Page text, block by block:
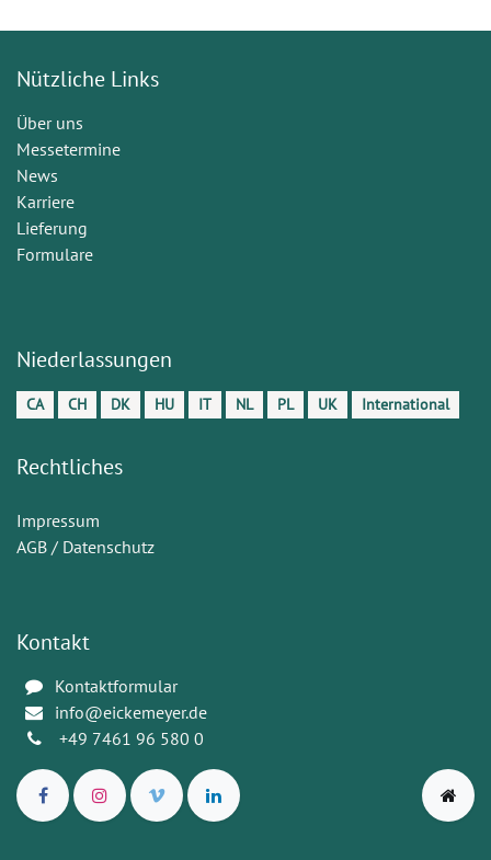
Nützliche Links
Über uns
Messetermine
News
Karriere
Lieferung
Formulare
Niederlassungen
CA CH DK HU IT NL PL UK International
Rechtliches
Impressum
AGB / Datenschutz
Kontakt
Kontaktformular
info@eickemeyer.de
+49 7461 96 580 0